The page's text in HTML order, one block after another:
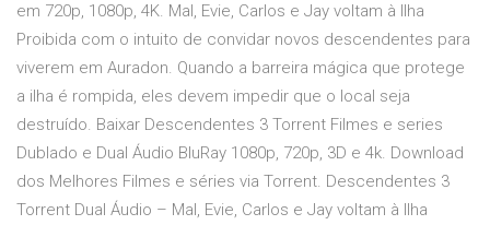
em 720p, 1080p, 4K. Mal, Evie, Carlos e Jay voltam à Ilha
Proibida com o intuito de convidar novos descendentes para
viverem em Auradon. Quando a barreira mágica que protege
a ilha é rompida, eles devem impedir que o local seja
destruído. Baixar Descendentes 3 Torrent Filmes e series
Dublado e Dual Áudio BluRay 1080p, 720p, 3D e 4k. Download
dos Melhores Filmes e séries via Torrent. Descendentes 3
Torrent Dual Áudio – Mal, Evie, Carlos e Jay voltam à Ilha